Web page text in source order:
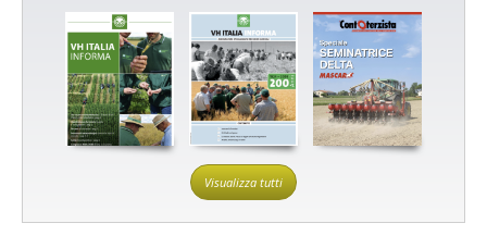
Visualizza tutti